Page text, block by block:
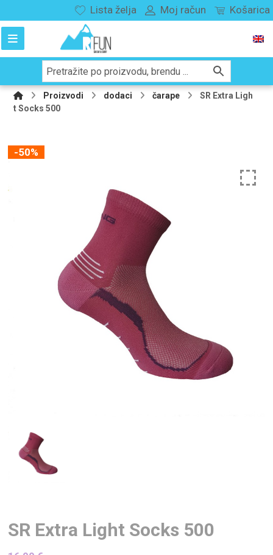
Lista želja Moj račun Košarica
Proizvodi dodaci čarape
SR Extra Ligh
t Socks 500
-50%
SR Extra Light Socks 500